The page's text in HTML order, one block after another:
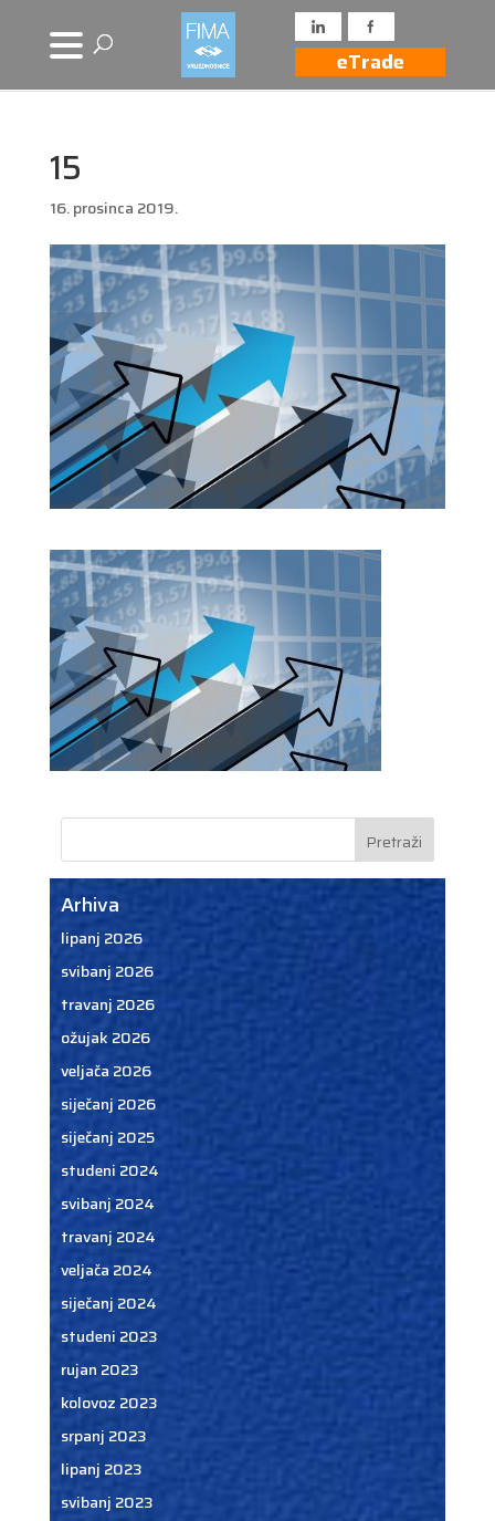
eTrade
15
16. prosinca 2019.
Arhiva
lipanj 2026
svibanj 2026
travanj 2026
ožujak 2026
veljača 2026
siječanj 2026
siječanj 2025
studeni 2024
svibanj 2024
travanj 2024
veljača 2024
siječanj 2024
studeni 2023
rujan 2023
kolovoz 2023
srpanj 2023
lipanj 2023
svibanj 2023